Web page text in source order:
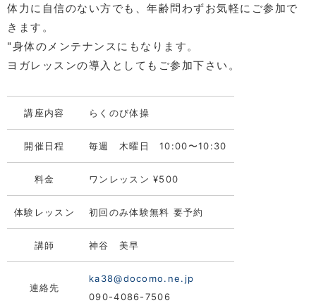
体力に自信のない方でも、年齢問わずお気軽にご参加で
きます。
"身体のメンテナンスにもなります。
ヨガレッスンの導入としてもご参加下さい。
講座内容 らくのび体操
開催日程 毎週 木曜日 10:00〜10:30
料金 ワンレッスン ¥500
体験レッスン 初回のみ体験無料 要予約
講師 神谷 美早
連絡先
ka38@docomo.ne.jp
090-4086-7506